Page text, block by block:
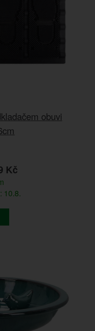
obuvi
Kč
10.8.